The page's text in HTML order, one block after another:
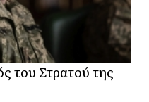
του Στρατού της